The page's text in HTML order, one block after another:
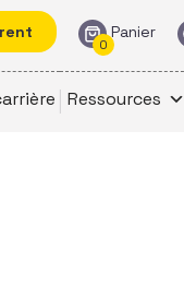
Panier
0
Ressources